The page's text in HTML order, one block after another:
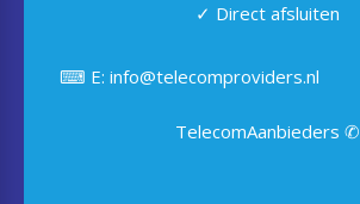
✓ Direct afsluiten
⌨ E: info@telecomproviders.nl
TelecomAanbieders ✆